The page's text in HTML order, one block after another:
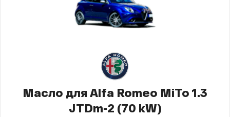
Масло для Alfa Romeo MiTo 1.3
JTDm-2 (70 kW)